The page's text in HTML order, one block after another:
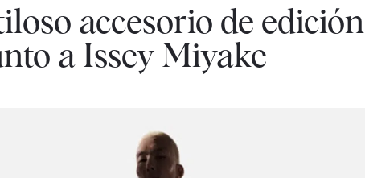
accesorio de edición
a Issey Miyake